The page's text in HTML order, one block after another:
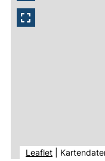
Leaflet(externer